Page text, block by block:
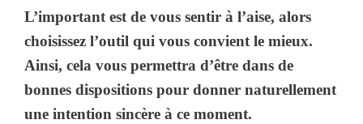
L’important est de vous sentir à l’aise, alors
choisissez l’outil qui vous convient le mieux.
Ainsi, cela vous permettra d’être dans de
bonnes dispositions pour donner naturellement
une intention sincère à ce moment.